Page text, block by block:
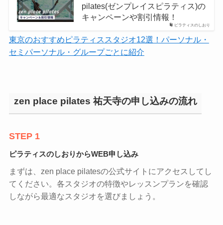
ピラティスのしおり
pilates(ゼンプレイスピラティス)の
キャンペーンや割引情報！
東京のおすすめピラティススタジオ12選！パーソナル・
セミパーソナル・グループごとに紹介
zen place pilates 祐天寺の申し込みの流れ
STEP 1
ピラティスのしおりからWEB申し込み
まずは、zen place pilatesの公式サイトにアクセスしてし
てください。各スタジオの特徴やレッスンプランを確認
しながら最適なスタジオを選びましょう。